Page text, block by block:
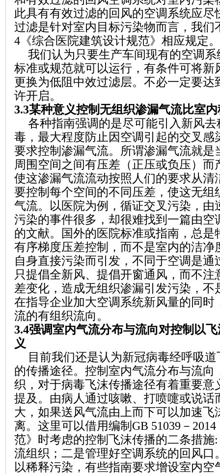
此具有有效过滤的回风的空调系统应尽
过滤是针对室内目标污染物而言 ，我
4《综合医院建筑设计规范》相应规定。
我们认为只要生产车间现有的空调
标准或规范就可以运行，有条件可将新
更换为低阻中效过滤层。不必一定要达
许开启。
3.3某种意义控制无组织渗漏气流比室
各种指南强调的是尽可能引入新风
毒，最大程度防止 因 空调引起的交叉感
要求控制渗漏气流。所谓渗漏气流就是
周围空间之间有压差（正压或负压）
使这渗漏气流流动按照 人们的要求从清
要控制每个空间的不同压差，使这无组
气流。以医院为例，循证交叉污染，由
污染的事件很多，却很难找到一篇由空
的文献。国外的医院标准或指南，总是
有序梯度压差控制，而不是室内的洁净
自身直接污染而引发 ， 不同于空调是通
只提倡全新风、提倡开窗通风，而不
差变化，造成无组织渗漏引发污染，不
在指导企业加大空调系统新风量的同时
流的有组织流向。
3.4强调室内气流分布与流向对控制以
义
目前我们还是认为新冠病毒经呼吸
的传播途径。控制室内气流分布与流向
织，对于病毒飞沫传播途径有着重要意
提及。由病人通过咳嗽、打喷嚏或说话
大，如果送风气流由上而下可以加速飞
离。这里可以借用编制 GB 51039 － 2014
范》时考虑的控制飞沫传播的二条措施
流组织；二是管理好空调系统的回风口
以稀释污染，有些指南要求增设室内空